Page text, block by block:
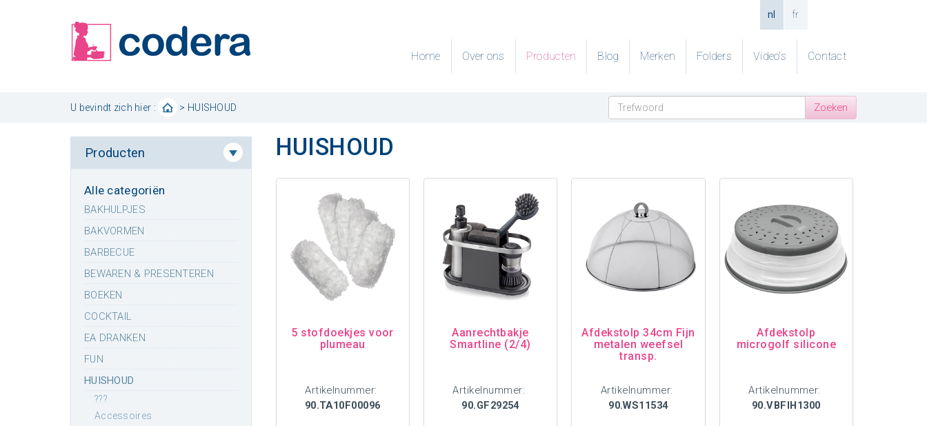
nl fr
Home Over ons Producten Blog Merken Folders Video's Contact
U bevindt zich hier : > HUISHOUD
Producten
Alle categoriën
BAKHULPJES
BAKVORMEN
BARBECUE
BEWAREN & PRESENTEREN
BOEKEN
COCKTAIL
EA DRANKEN
FUN
HUISHOUD
???
accessoires
HUISHOUD
5 stofdoekjes voor
plumeau
Artikelnummer:
90.TA10F00096
Aanrechtbakje
Smartline (2/4)
Artikelnummer:
90.GF29254
Afdekstolp 34cm Fijn
metalen weefsel
transp.
Artikelnummer:
90.WS11534
Afdekstolp
microgolf silicone
Artikelnummer:
90.VBFIH1300